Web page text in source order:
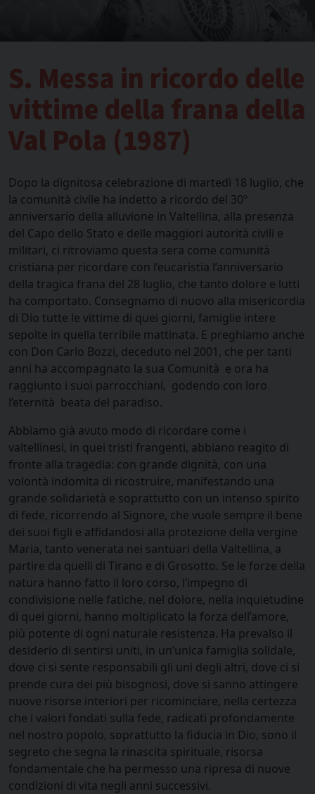
S. Messa in ricordo delle
vittime della frana della
Val Pola (1987)
Dopo la dignitosa celebrazione di martedì 18 luglio, che
la comunità civile ha indetto a ricordo del 30º
anniversario della alluvione in Valtellina, alla presenza
del Capo dello Stato e delle maggiori autorità civili e
militari, ci ritroviamo questa sera come comunità
cristiana per ricordare con l’eucaristia l’anniversario
della tragica frana del 28 luglio, che tanto dolore e lutti
ha comportato. Consegnamo di nuovo alla misericordia
di Dio tutte le vittime di quei giorni, famiglie intere
sepolte in quella terribile mattinata. E preghiamo anche
con Don Carlo Bozzi, deceduto nel 2001, che per tanti
anni ha accompagnato la sua Comunità e ora ha
raggiunto i suoi parrocchiani, godendo con loro
l’eternità beata del paradiso.
Abbiamo già avuto modo di ricordare come i
valtellinesi, in quei tristi frangenti, abbiano reagito di
fronte alla tragedia: con grande dignità, con una
volontà indomita di ricostruire, manifestando una
grande solidarietà e soprattutto con un intenso spirito
di fede, ricorrendo al Signore, che vuole sempre il bene
dei suoi figli e affidandosi alla protezione della vergine
Maria, tanto venerata nei santuari della Valtellina, a
partire da quelli di Tirano e di Grosotto. Se le forze della
natura hanno fatto il loro corso, l’impegno di
condivisione nelle fatiche, nel dolore, nella inquietudine
di quei giorni, hanno moltiplicato la forza dell’amore,
più potente di ogni naturale resistenza. Ha prevalso il
desiderio di sentirsi uniti, in un’unica famiglia solidale,
dove ci si sente responsabili gli uni degli altri, dove ci si
prende cura dei più bisognosi, dove si sanno attingere
nuove risorse interiori per ricominciare, nella certezza
che i valori fondati sulla fede, radicati profondamente
nel nostro popolo, soprattutto la fiducia in Dio, sono il
segreto che segna la rinascita spirituale, risorsa
fondamentale che ha permesso una ripresa di nuove
condizioni di vita negli anni successivi.